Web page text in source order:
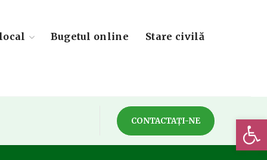
Bugetul online Stare civilă
CONTACTAȚI-NE